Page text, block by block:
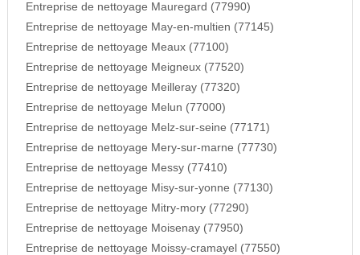
Entreprise de nettoyage Mauregard (77990)
Entreprise de nettoyage May-en-multien (77145)
Entreprise de nettoyage Meaux (77100)
Entreprise de nettoyage Meigneux (77520)
Entreprise de nettoyage Meilleray (77320)
Entreprise de nettoyage Melun (77000)
Entreprise de nettoyage Melz-sur-seine (77171)
Entreprise de nettoyage Mery-sur-marne (77730)
Entreprise de nettoyage Messy (77410)
Entreprise de nettoyage Misy-sur-yonne (77130)
Entreprise de nettoyage Mitry-mory (77290)
Entreprise de nettoyage Moisenay (77950)
Entreprise de nettoyage Moissy-cramayel (77550)